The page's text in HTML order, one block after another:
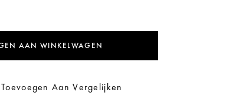
AAN WINKELWAGEN
Toevoegen Aan Vergelijken